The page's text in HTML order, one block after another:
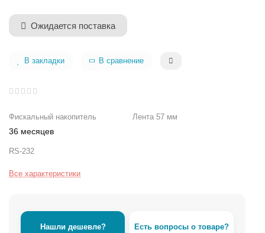
Ожидается поставка
В закладки В сравнение
Фискальный накопитель
36 месяцев
Лента 57 мм
RS-232
Все характеристики
Нашли дешевле? Есть вопросы о товаре?